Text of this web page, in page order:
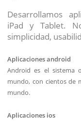
Desarrollamos
iPad y Tablet.
simplicidad,
Aplicaciones android
Android es el sistema
mundo, con cientos de
mundo.
Aplicaciones ios